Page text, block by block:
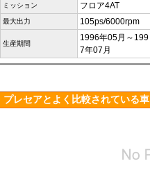
ミッション フロア4AT
最大出力 105ps/6000rpm
生産期間
1996年05月～199
7年07月
プレセアとよく比較されている車